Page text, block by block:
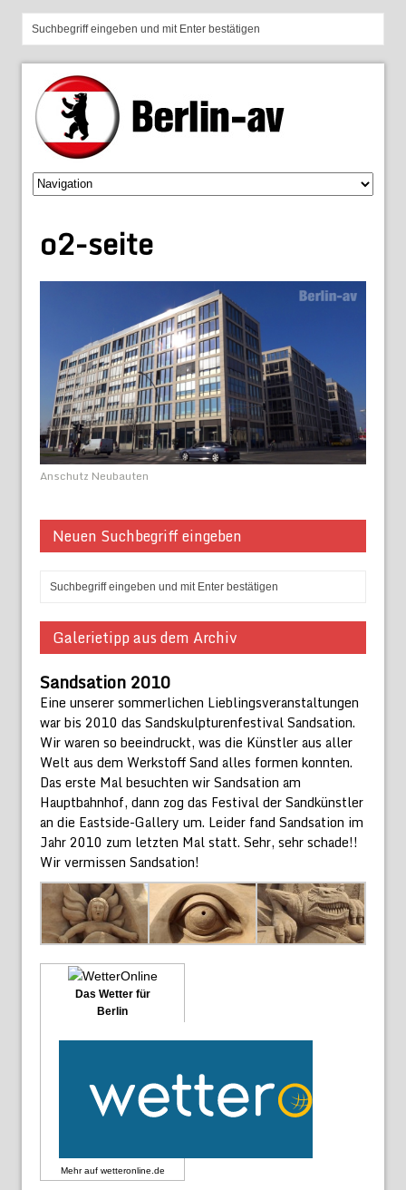
o2-seite
Anschutz Neubauten
Neuen Suchbegriff eingeben
Galerietipp aus dem Archiv
Sandsation 2010
Eine unserer sommerlichen Lieblingsveranstaltungen
war bis 2010 das Sandskulpturenfestival Sandsation.
Wir waren so beeindruckt, was die Künstler aus aller
Welt aus dem Werkstoff Sand alles formen konnten.
Das erste Mal besuchten wir Sandsation am
Hauptbahnhof, dann zog das Festival der Sandkünstler
an die Eastside-Gallery um. Leider fand Sandsation im
Jahr 2010 zum letzten Mal statt. Sehr, sehr schade!!
Wir vermissen Sandsation!
Das Wetter für
Berlin
Mehr auf wetteronline.de